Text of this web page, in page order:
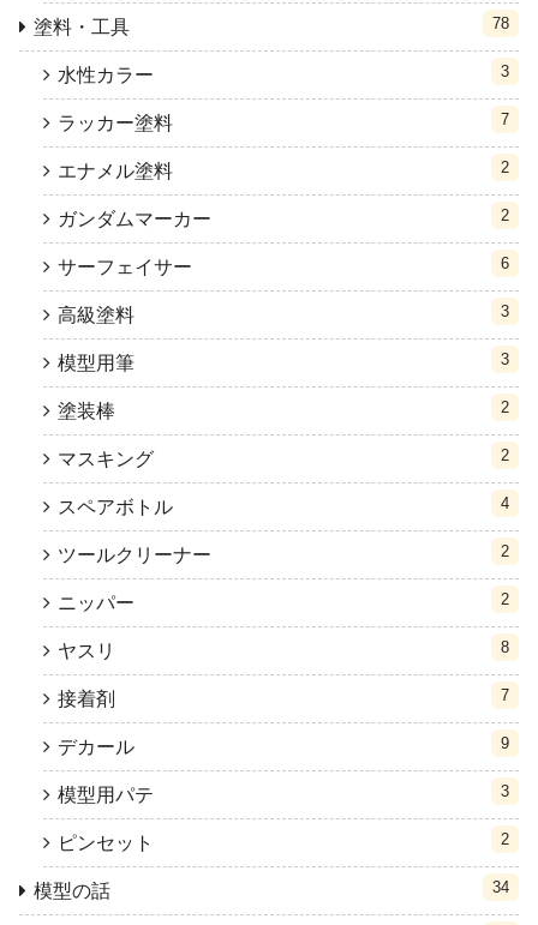
塗料・工具 78
水性カラー 3
ラッカー塗料 7
エナメル塗料 2
ガンダムマーカー 2
サーフェイサー 6
高級塗料 3
模型用筆 3
塗装棒 2
マスキング 2
スペアボトル 4
ツールクリーナー 2
ニッパー 2
ヤスリ 8
接着剤 7
デカール 9
模型用パテ 3
ピンセット 2
模型の話 34